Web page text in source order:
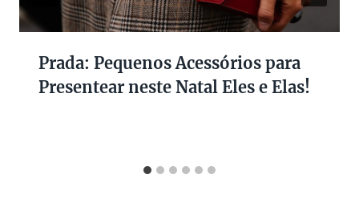
Prada: Pequenos Acessórios para
Presentear neste Natal Eles e Elas!